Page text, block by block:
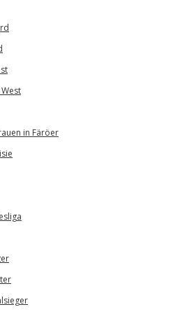
in Färöer